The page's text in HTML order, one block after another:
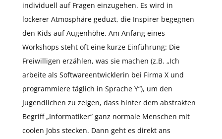
individuell auf Fragen einzugehen. Es wird in
lockerer Atmosphäre geduzt, die Inspirer begegnen
den Kids auf Augenhöhe. Am Anfang eines
Workshops steht oft eine kurze Einführung: Die
Freiwilligen erzählen, was sie machen (z.B. „Ich
arbeite als Softwareentwicklerin bei Firma X und
programmiere täglich in Sprache Y“), um den
Jugendlichen zu zeigen, dass hinter dem abstrakten
Begriff „Informatiker“ ganz normale Menschen mit
coolen Jobs stecken. Dann geht es direkt ans